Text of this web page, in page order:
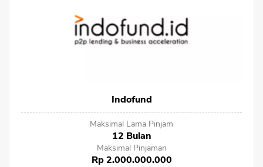
Indofund
Maksimal Lama Pinjam
12 Bulan
Maksimal Pinjaman
Rp 2.000.000.000